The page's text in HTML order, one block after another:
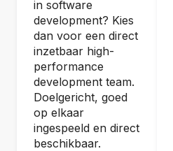
in software
development? Kies
dan voor een direct
inzetbaar high-
performance
development team.
Doelgericht, goed
op elkaar
ingespeeld en direct
beschikbaar.